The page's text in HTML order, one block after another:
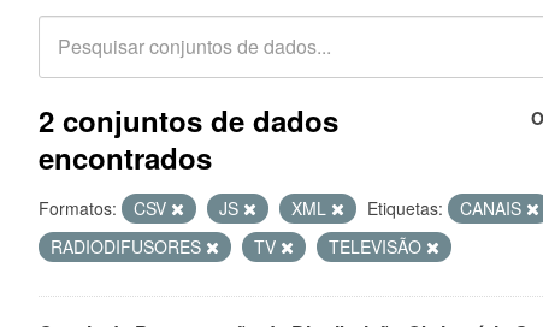
2 conjuntos de dados
encontrados
Formatos: CSV JS XML Etiquetas: CANAIS
RADIODIFUSORES
TV TELEVISÃO